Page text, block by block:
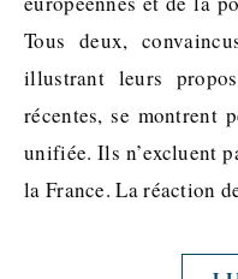
Tous deux,
illustrant leurs
récentes, se montrent
unifiée. Ils n’excluent
la France. La réaction